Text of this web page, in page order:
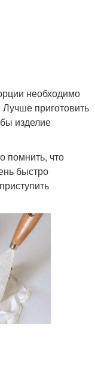
необходимо
Лучше приготовить
изделие
помнить, что
быстро